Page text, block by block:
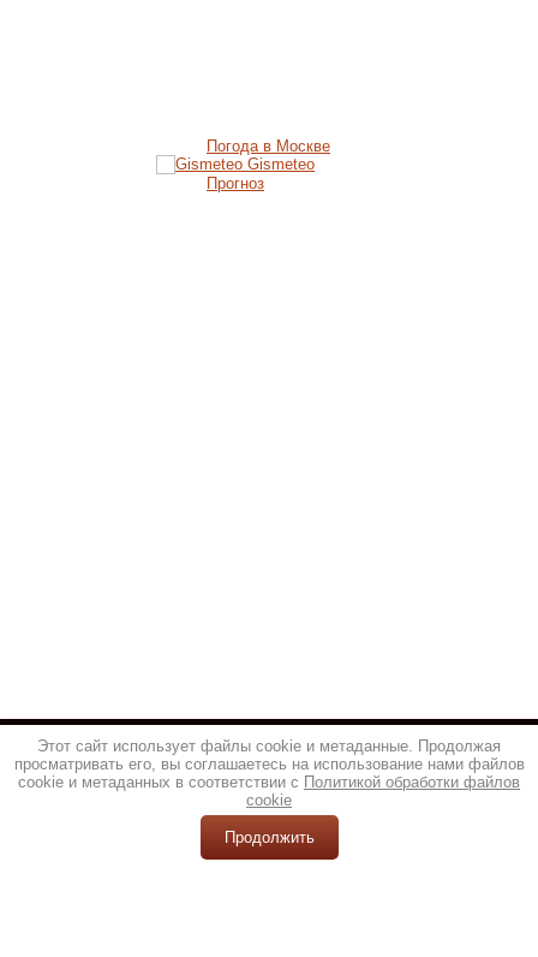
Погода в Москве
Gismeteo
Прогноз
Этот сайт использует файлы cookie и метаданные. Продолжая
просматривать его, вы соглашаетесь на использование нами файлов
cookie и метаданных в соответствии с Политикой обработки файлов
cookie
Продолжить